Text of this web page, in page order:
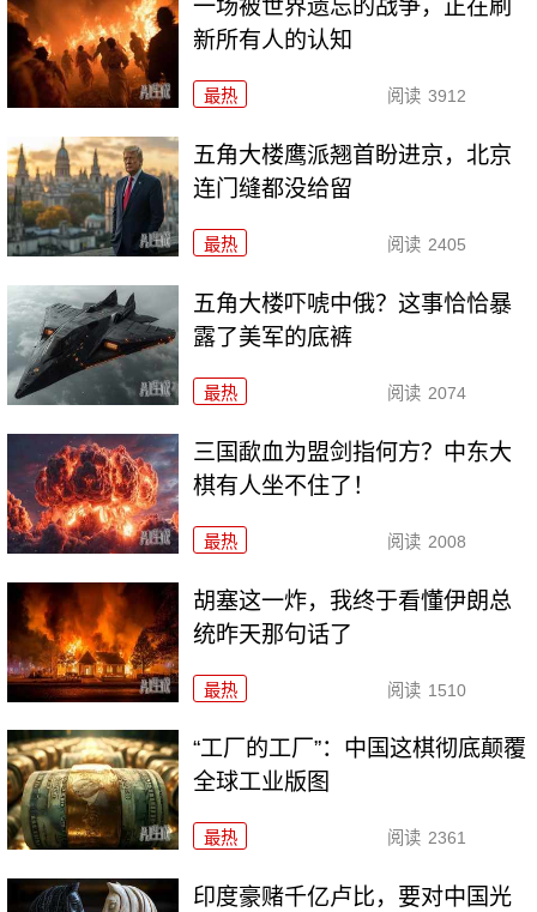
一场被世界遗忘的战争，正在刷
新所有人的认知
最热 阅读 3912
五角大楼鹰派翘首盼进京，北京
连门缝都没给留
最热 阅读 2405
五角大楼吓唬中俄？这事恰恰暴
露了美军的底裤
最热 阅读 2074
三国歃血为盟剑指何方？中东大
棋有人坐不住了！
最热 阅读 2008
胡塞这一炸，我终于看懂伊朗总
统昨天那句话了
最热 阅读 1510
“工厂的工厂”：中国这棋彻底颠覆
全球工业版图
最热 阅读 2361
印度豪赌千亿卢比，要对中国光